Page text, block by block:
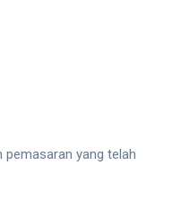
pemasaran yang telah